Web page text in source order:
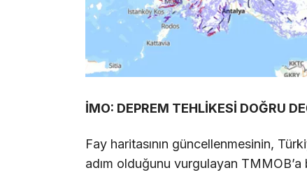
İMO: DEPREM TEHLİKESİ DOĞRU
Fay haritasının güncellenmesinin,
adım olduğunu vurgulayan